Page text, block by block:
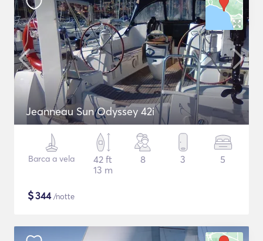
Jeanneau Sun Odyssey 42i
Barca a vela
42 ft
13 m
8 3 5
$344/notte